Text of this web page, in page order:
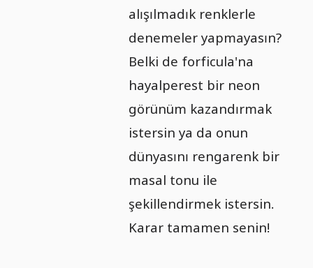
alışılmadık renklerle
denemeler yapmayasın?
Belki de forficula'na
hayalperest bir neon
görünüm kazandırmak
istersin ya da onun
dünyasını rengarenk bir
masal tonu ile
şekillendirmek istersin.
Karar tamamen senin!